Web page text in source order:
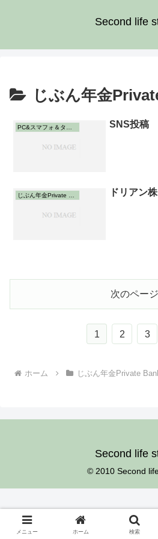
Second life
じぶん年金
PC&スマフォ＆タブレット SNS投稿
ドリアン株
次のページ
1 2 3
ホーム じぶん年金Private
Second life
© 2010 Second
メニュー ホーム 検索